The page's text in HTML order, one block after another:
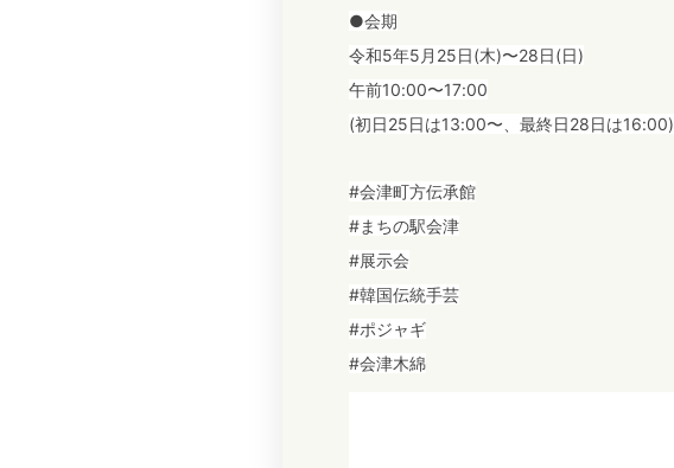
●会期
令和5年5月25日(木)〜28日(日)
午前10:00〜17:00
(初日25日は13:00〜、最終日28日は16:00)
#会津町方伝承館
#まちの駅会津
#展示会
#韓国伝統手芸
#ポジャギ
#会津木綿